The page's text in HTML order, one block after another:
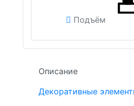
Подъём
Описание
Декоративные